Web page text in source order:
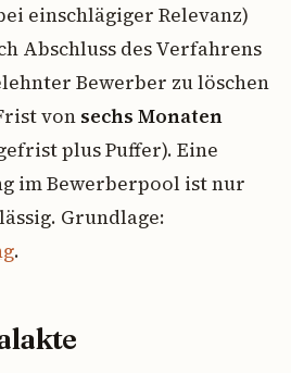
einschlägiger Relevanz)
Abschluss des Verfahrens
Bewerber zu löschen
von sechs Monaten
plus Puffer). Eine
im Bewerberpool ist nur
Grundlage:
.